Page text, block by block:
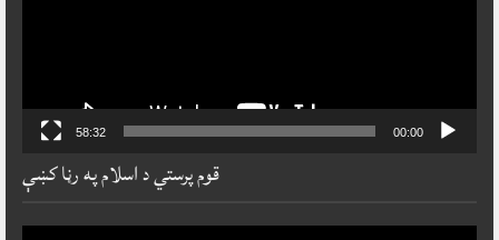
00:00
58:32
قوم پرستي د اسلام په رڼا کښې